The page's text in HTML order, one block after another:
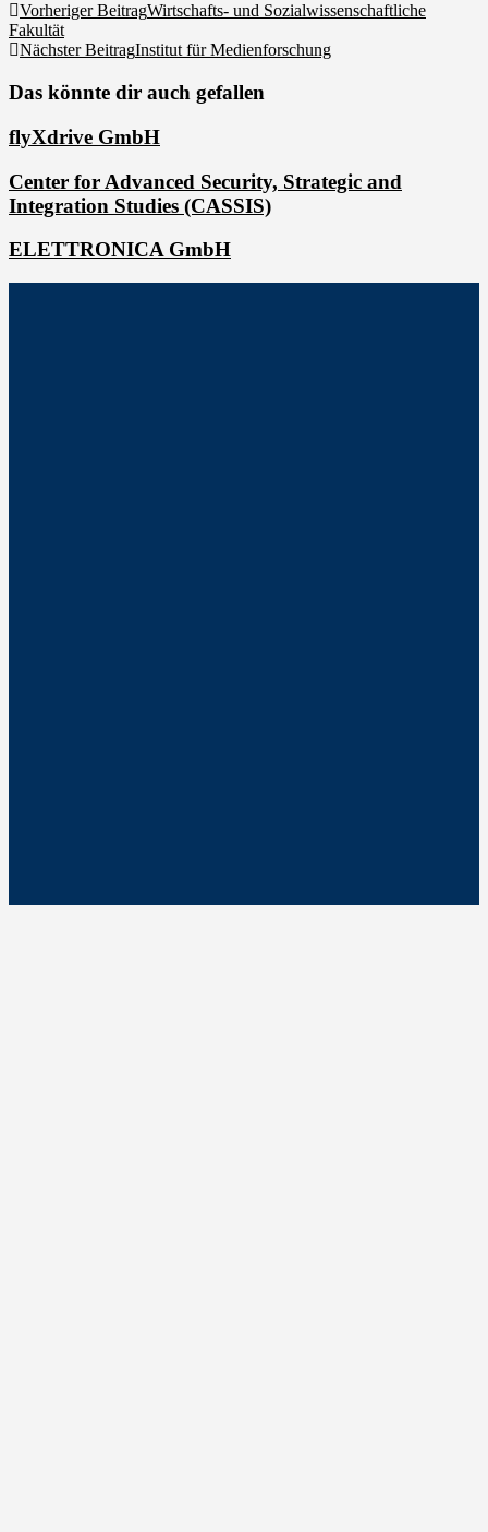
Vorheriger BeitragWirtschafts- und Sozialwissenschaftliche
Fakultät
Nächster BeitragInstitut für Medienforschung
Das könnte dir auch gefallen
flyXdrive GmbH
Center for Advanced Security, Strategic and
Integration Studies (CASSIS)
ELETTRONICA GmbH